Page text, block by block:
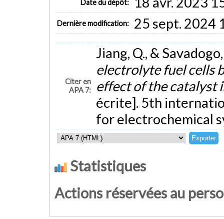
Date du dépôt:
Dernière modification: 25 sept. 2024
Citer en
APA 7:
Jiang, Q., &
electrolyte fuel cells
effect of the catalyst
écrite]. 5th
for electrochemical
Statistiques
Actions réservées au